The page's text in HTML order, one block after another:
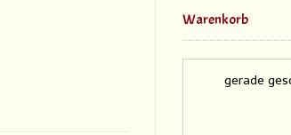
Warenkorb
gerade